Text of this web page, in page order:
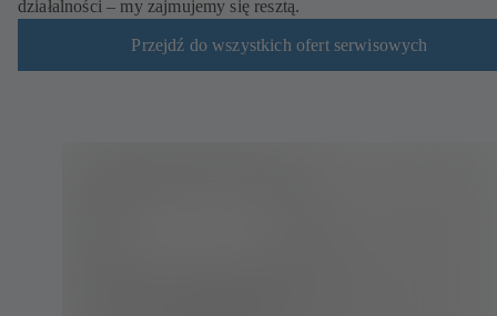
działalności – my zajmujemy się resztą.
Przejdź do wszystkich ofert serwisowych